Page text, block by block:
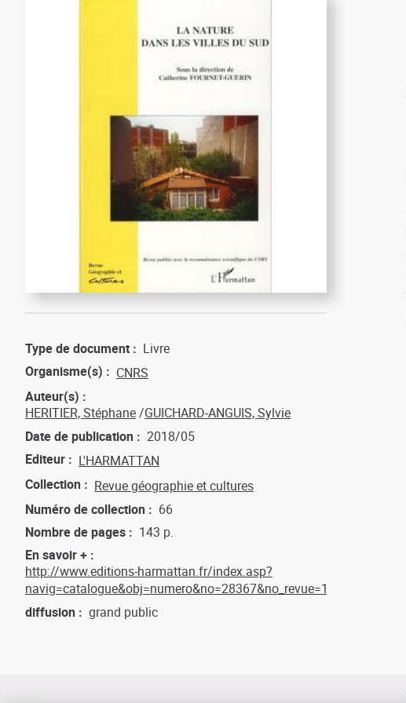
Type de document
Livre
Organisme(s)
CNRS
Auteur(s)
HERITIER, Stéphane GUICHARD-ANGUIS, Sylvie
Date de publication
2018/05
Editeur
L'HARMATTAN
Collection
Revue géographie et cultures
Numéro de collection
66
Nombre de pages
143 p.
En savoir +
http://www.editions-harmattan.fr/index.asp?
navig=catalogue&obj=numero&no=28367&no_revue=17
diffusion
grand public